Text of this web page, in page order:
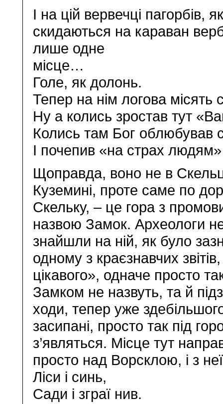
І на цій вервечці пагорбів,
скидаються на караван
лише одне
місце…
Голе, як долонь.
Тепер на нім логова місять
Ну а колись зростав тут
Колись там Бог облюбував
І почепив «на страх
Щоправда, воно не в
Куземині, проте саме по
Скельку, – це гора з
назвою Замок. Археологи
знайшли на ній, як було
одному з краєзнавчих звітів,
цікавого», одначе просто
Замком не назвуть, та й
ходи, тепер уже
засипані, просто так під
з’являться. Місце тут
просто над Ворсклою, і з
Ліси і синь,
Сади і зграї нив.